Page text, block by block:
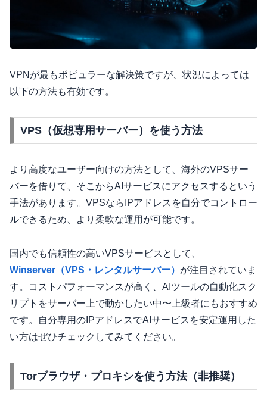
VPNが最もポピュラーな解決策ですが、状況によっては
以下の方法も有効です。
VPS（仮想専用サーバー）を使う方法
より高度なユーザー向けの方法として、海外のVPSサー
バーを借りて、そこからAIサービスにアクセスするという
手法があります。VPSならIPアドレスを自分でコントロー
ルできるため、より柔軟な運用が可能です。
国内でも信頼性の高いVPSサービスとして、
Winserver（VPS・レンタルサーバー） が注目されていま
す。コストパフォーマンスが高く、AIツールの自動化スク
リプトをサーバー上で動かしたい中〜上級者にもおすすめ
です。自分専用のIPアドレスでAIサービスを安定運用した
い方はぜひチェックしてみてください。
Torブラウザ・プロキシを使う方法（非推奨）